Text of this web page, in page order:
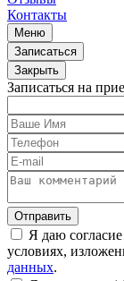
Контакты
Меню
Записаться
Закрыть
Записаться на
Отправить
Я даю
условиях,
данных.